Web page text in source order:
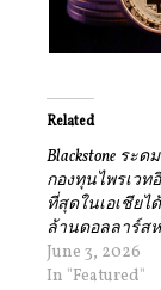
Related
Blackstone ระ
กองทุนไพรเว
ที่สุดในเอเชียไ
ล้านดอลลาร์ส
June 3, 2026
In "Featured"